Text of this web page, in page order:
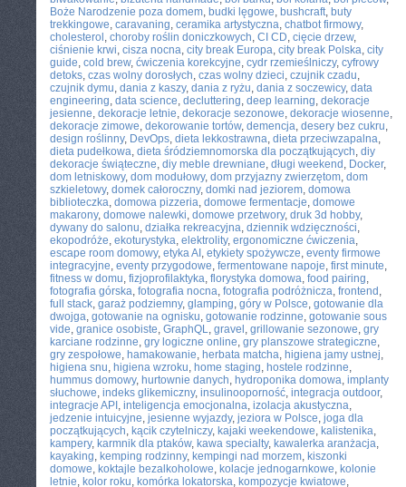
Boże Narodzenie poza domem, budki lęgowe, bushcraft, buty
trekkingowe, caravaning, ceramika artystyczna, chatbot firmowy,
cholesterol , choroby roślin doniczkowych, CI CD, cięcie drzew,
ciśnienie krwi, cisza nocna, city break Europa, city break Polska, city
guide, cold brew, ćwiczenia korekcyjne, cydr rzemieślniczy, cyfrowy
detoks, czas wolny dorosłych, czas wolny dzieci, czujnik czadu,
czujnik dymu, dania z kaszy, dania z ryżu, dania z soczewicy, data
engineering, data science, decluttering, deep learning, dekoracje
jesienne, dekoracje letnie, dekoracje sezonowe, dekoracje wiosenne,
dekoracje zimowe, dekorowanie tortów, demencja, desery bez cukru,
design roślinny, DevOps, dieta lekkostrawna, dieta przeciwzapalna,
dieta pudełkowa, dieta śródziemnomorska dla początkujących, diy
dekoracje świąteczne, diy meble drewniane, długi weekend , Docker,
dom letniskowy, dom modułowy, dom przyjazny zwierzętom, dom
szkieletowy, domek całoroczny, domki nad jeziorem, domowa
biblioteczka, domowa pizzeria, domowe fermentacje, domowe
makarony, domowe nalewki, domowe przetwory, druk 3d hobby,
dywany do salonu, działka rekreacyjna, dziennik wdzięczności,
ekopodróże, ekoturystyka, elektrolity, ergonomiczne ćwiczenia,
escape room domowy, etyka AI , etykiety spożywcze, eventy firmowe
integracyjne, eventy przygodowe, fermentowane napoje, first minute,
fitness w domu, fizjoprofilaktyka, florystyka domowa, food pairing,
fotografia górska, fotografia nocna, fotografia podróżnicza, frontend ,
full stack, garaż podziemny, glamping, góry w Polsce, gotowanie dla
dwojga, gotowanie na ognisku, gotowanie rodzinne, gotowanie sous
vide, granice osobiste, GraphQL, gravel , grillowanie sezonowe, gry
karciane rodzinne, gry logiczne online, gry planszowe strategiczne,
gry zespołowe, hamakowanie, herbata matcha, higiena jamy ustnej,
higiena snu, higiena wzroku, home staging, hostele rodzinne,
hummus domowy, hurtownie danych, hydroponika domowa, implanty
słuchowe, indeks glikemiczny, insulinooporność, integracja outdoor,
integracje API , inteligencja emocjonalna, izolacja akustyczna,
jedzenie intuicyjne, jesienne wyjazdy, jeziora w Polsce, joga dla
początkujących, kącik czytelniczy, kajaki weekendowe, kalistenika,
kampery, karmnik dla ptaków, kawa specialty, kawalerka aranżacja,
kayaking, kemping rodzinny, kempingi nad morzem, kiszonki
domowe, koktajle bezalkoholowe, kolacje jednogarnkowe, kolonie
letnie, kolor roku, komórka lokatorska, kompozycje kwiatowe,